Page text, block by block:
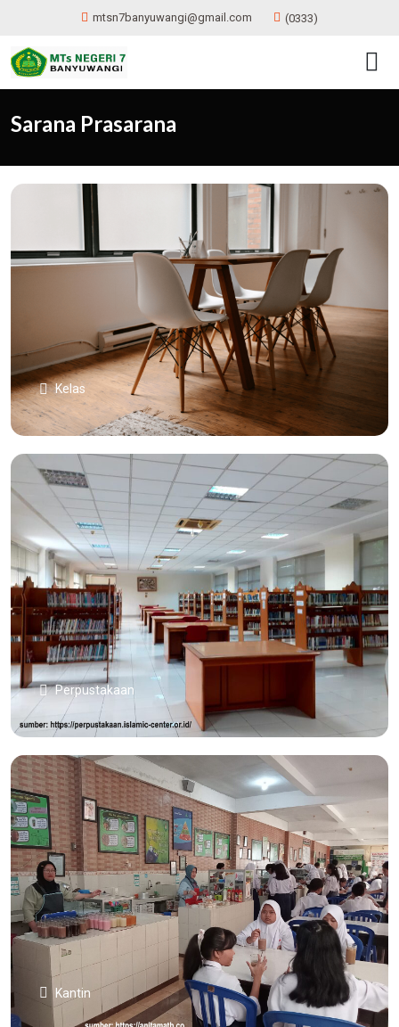
mtsn7banyuwangi@gmail.com (0333)
Sarana Prasarana
Kelas
Perpustakaan
Kantin